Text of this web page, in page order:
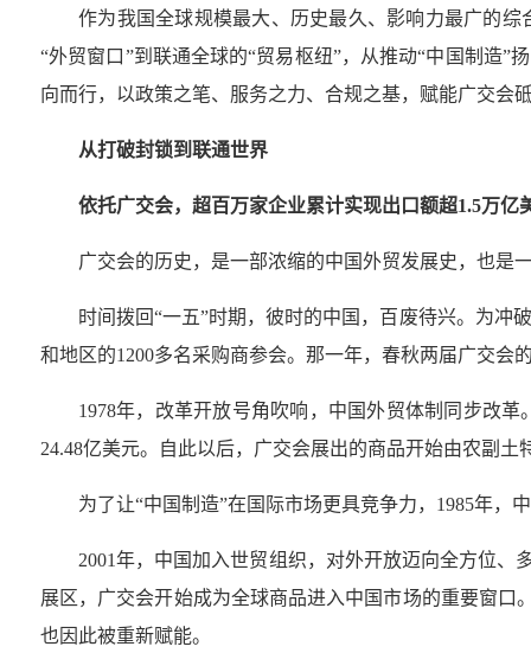
作为我国全球规模最大、历史最久、影响力最广的
“外贸窗口”到联通全球的“贸易枢纽”，从推动“中国制造
向而行，以政策之笔、服务之力、合规之基，赋能广交会
从打破封锁到联通世界
依托广交会，超百万家企业累计实现出口额超1.5万亿
广交会的历史，是一部浓缩的中国外贸发展史，也是
时间拨回“一五”时期，彼时的中国，百废待兴。为冲
和地区的1200多名采购商参会。那一年，春秋两届广交会
1978年，改革开放号角吹响，中国外贸体制同步改
24.48亿美元。自此以后，广交会展出的商品开始由农副
为了让“中国制造”在国际市场更具竞争力，1985年
2001年，中国加入世贸组织，对外开放迈向全方位、
展区，广交会开始成为全球商品进入中国市场的重要窗口
也因此被重新赋能。